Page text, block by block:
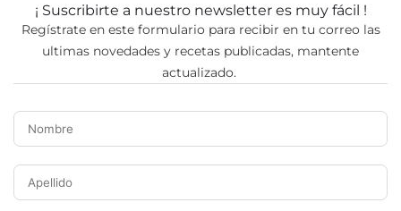
¡ Suscribirte a nuestro newsletter es muy fácil !
Regístrate en este formulario para recibir en tu correo las
ultimas novedades y recetas publicadas, mantente
actualizado.